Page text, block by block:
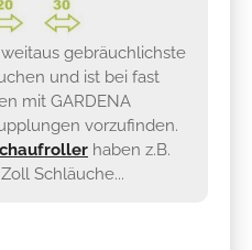
gebräuchlichste
und ist bei fast
mit GARDENA
vorzufinden.
haben z.B.
Schläuche...